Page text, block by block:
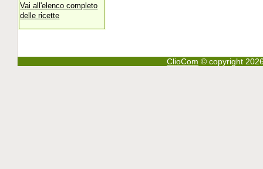
Vai all'elenco completo
delle ricette
ClioCom © copyright